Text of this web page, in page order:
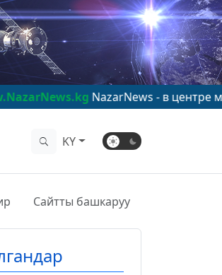
NazarNews - в центре мирового
KY
Сайтты башкаруу